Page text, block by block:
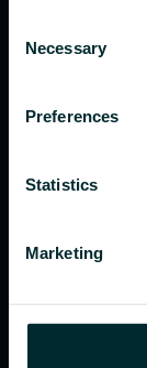
Selection
Necessary
Preferences
Statistics
Marketing